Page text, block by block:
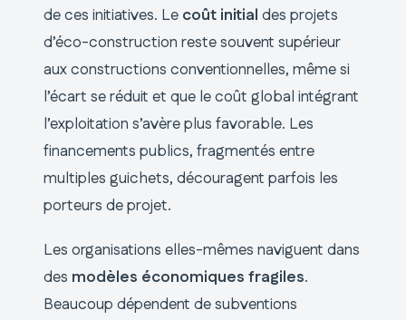
de ces initiatives. Le coût initial des projets
d’éco-construction reste souvent supérieur
aux constructions conventionnelles, même si
l’écart se réduit et que le coût global intégrant
l’exploitation s’avère plus favorable. Les
financements publics, fragmentés entre
multiples guichets, découragent parfois les
porteurs de projet.
Les organisations elles-mêmes naviguent dans
des modèles économiques fragiles.
Beaucoup dépendent de subventions